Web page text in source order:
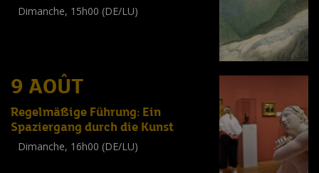
Dimanche, 15h00 (DE/LU)
9 AOÛT
Regelmäßige Führung: Ein
Spaziergang durch die Kunst
Dimanche, 16h00 (DE/LU)